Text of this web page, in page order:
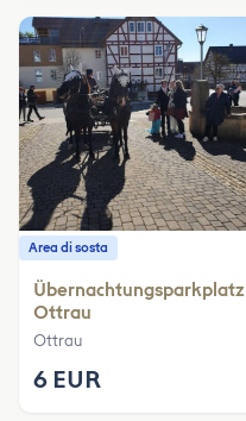
Area di sosta
Übernachtungsparkplatz
Ottrau
Ottrau
6 EUR